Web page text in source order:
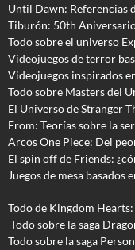
Until Dawn: Referencias
Tiburón: 50th
Todo sobre el universo
Videojuegos de terror
Videojuegos inspirados
Todo sobre Masters del
El Universo de Stranger
From: Teorías sobre la
Arcos One Piece: Del
El spin off de Friends:
Juegos de mesa basados
Todo de Kingdom
Todo sobre la saga
Todo sobre la saga